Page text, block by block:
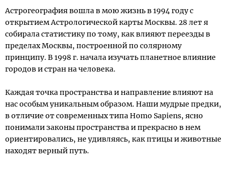
Астрогеография вошла в мою жизнь в 1994 году с
открытием Астрологической карты Москвы. 28 лет я
собирала статистику по тому, как влияют переезды в
пределах Москвы, построенной по солярному
принципу. В 1998 г. начала изучать планетное влияние
городов и стран на человека.
Каждая точка пространства и направление влияют на
нас особым уникальным образом. Наши мудрые предки,
в отличие от современных типа Homo Sapiens, ясно
понимали законы пространства и прекрасно в нем
ориентировались, не удивляясь, как птицы и животные
находят верный путь.